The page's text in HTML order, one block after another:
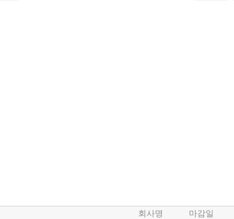
회사명
마감일